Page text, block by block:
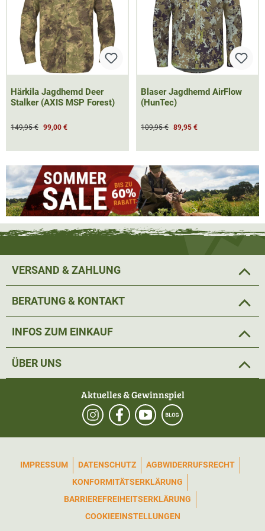
Härkila Jagdhemd Deer
Stalker (AXIS MSP Forest)
149,95 € 99,00 €
Blaser Jagdhemd AirFlow
(HunTec)
109,95 € 89,95 €
VERSAND & ZAHLUNG
BERATUNG & KONTAKT
INFOS ZUM EINKAUF
ÜBER UNS
Aktuelles & Gewinnspiel
IMPRESSUM DATENSCHUTZ AGBWIDERRUFSRECHT
KONFORMITÄTSERKLÄRUNG
BARRIEREFREIHEITSERKLÄRUNG
COOKIEEINSTELLUNGEN